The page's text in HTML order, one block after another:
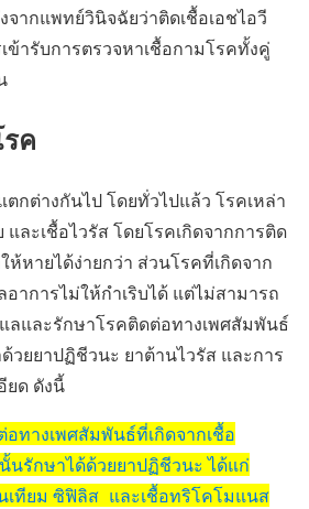
จากแพทย์วินิจฉัยว่าติดเชื้อเอชไอวี
ข้ารับการตรวจหาเชื้อกามโรคทั้งคู่
ค
กต่างกันไป โดยทั่วไปแล้ว โรคเหล่า
และเชื้อไวรัส โดยโรคเกิดจากการติด
ห้หายได้ง่ายกว่า ส่วนโรคที่เกิดจาก
อาการไม่ให้กำเริบได้ แต่ไม่สามารถ
ลและรักษาโรคติดต่อทางเพศสัมพันธ์
วยยาปฏิชีวนะ ยาต้านไวรัส และการ
ยด ดังนี้
อทางเพศสัมพันธ์ที่เกิดจากเชื้อ
นรักษาได้ด้วยยาปฏิชีวนะ ได้แก่
เทียม ซิฟิลิส และเชื้อทริโคโมแนส